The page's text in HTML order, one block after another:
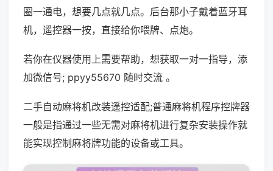
圈一通电，想要几点就几点。后台那小子戴着蓝牙耳
机，遥控器一按，直接给你喂牌、点炮。
若你在仪器使用上需要帮助，想获取一对一指导，添
加微信号; ppyy55670 随时交流 。
二手自动麻将机改装遥控适配;普通麻将机程序控牌器
一般是指通过一些无需对麻将机进行复杂安装操作就
能实现控制麻将牌功能的设备或工具。